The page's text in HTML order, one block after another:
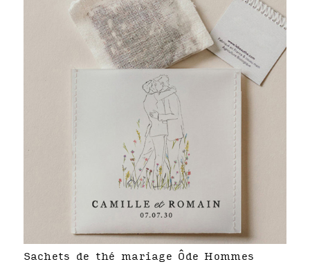
Sachets de thé mariage Ôde Hommes